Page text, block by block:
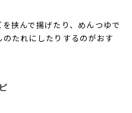
挟んで揚げたり、めんつゆで
たれにしたりするのがおす